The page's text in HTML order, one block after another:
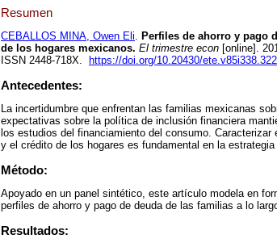
Resumen
CEBALLOS MINA, Owen Eli. Perfiles de ahorro y pago
de los hogares mexicanos. El trimestre econ [online].
ISSN 2448-718X.
https://doi.org/10.20430/ete.v85i338.322
Antecedentes:
La incertidumbre que enfrentan las familias mexicanas
expectativas sobre la política de inclusión financiera
los estudios del financiamiento del consumo. Caracterizar
y el crédito de los hogares es fundamental en la
Método:
Apoyado en un panel sintético, este artículo modela en
perfiles de ahorro y pago de deuda de las familias a lo
Resultados: